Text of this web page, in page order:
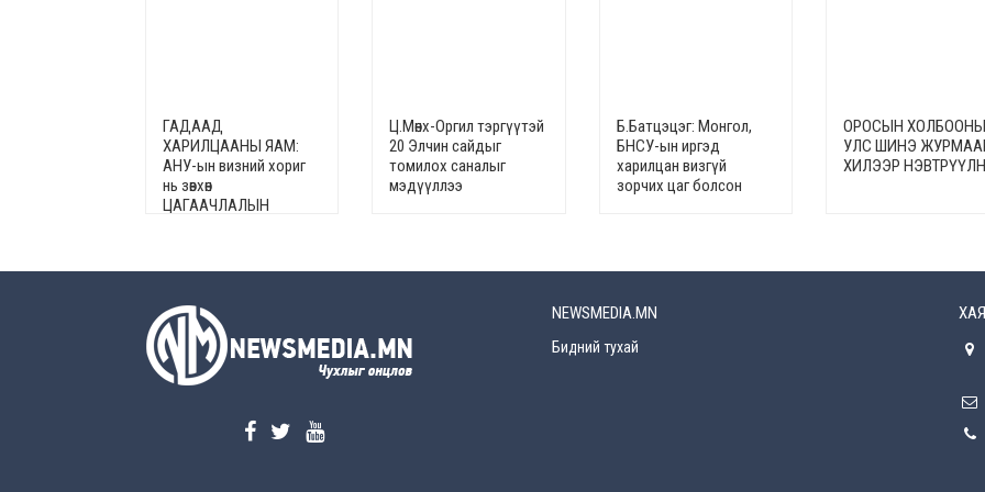
ГАДААД
ХАРИЛЦААНЫ ЯАМ:
АНУ-ын визний хориг
нь зөвхөн
ЦАГААЧЛАЛЫН
Ц.Мөнх-Оргил тэргүүтэй
20 Элчин сайдыг
томилох саналыг
мэдүүллээ
Б.Батцэцэг: Монгол,
БНСУ-ын иргэд
харилцан визгүй
зорчих цаг болсон
ОРОСЫН ХОЛБООНЫ
УЛС ШИНЭ
ХИЛЭЭР
NEWSMEDIA.MN
Бидний тухай